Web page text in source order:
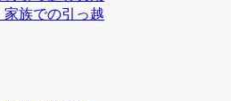
族での引っ越